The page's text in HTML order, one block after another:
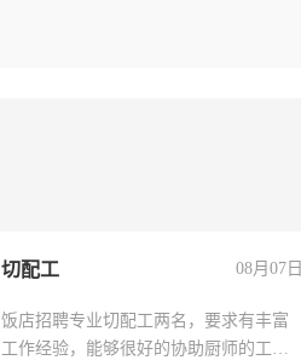
切配工 08月07日
饭店招聘专业切配工两名，要求有丰富
工作经验，能够很好的协助厨师的工